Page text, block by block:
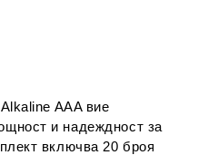
AAA вие
и надеждност за
включва 20 броя